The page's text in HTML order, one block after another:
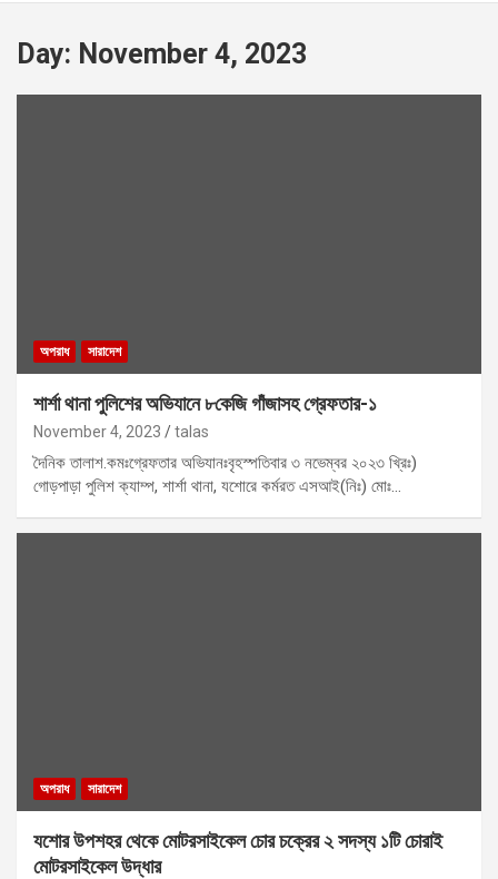
Day: November 4, 2023
অপরাধ সারাদেশ
শার্শা থানা পুলিশের অভিযানে ৮কেজি গাঁজাসহ গ্রেফতার-১
November 4, 2023 talas
দৈনিক তালাশ.কমঃগ্রেফতার অভিযানঃবৃহস্পতিবার ৩ নভেম্বর ২০২৩ খ্রিঃ)
গোড়পাড়া পুলিশ ক্যাম্প, শার্শা থানা, যশোরে কর্মরত এসআই(নিঃ) মোঃ…
অপরাধ সারাদেশ
যশোর উপশহর থেকে মোটরসাইকেল চোর চক্রের ২ সদস্য ১টি চোরাই
মোটরসাইকেল উদ্ধার